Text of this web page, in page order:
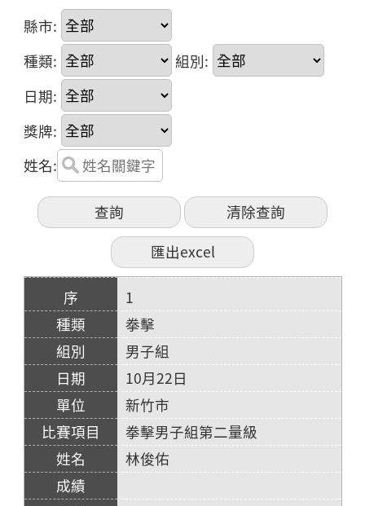
縣市:
種類:
組別:
日期:
獎牌:
姓名:
1
拳擊
男子組
10月22日
新竹市
拳擊男子組第二量級
林俊佑